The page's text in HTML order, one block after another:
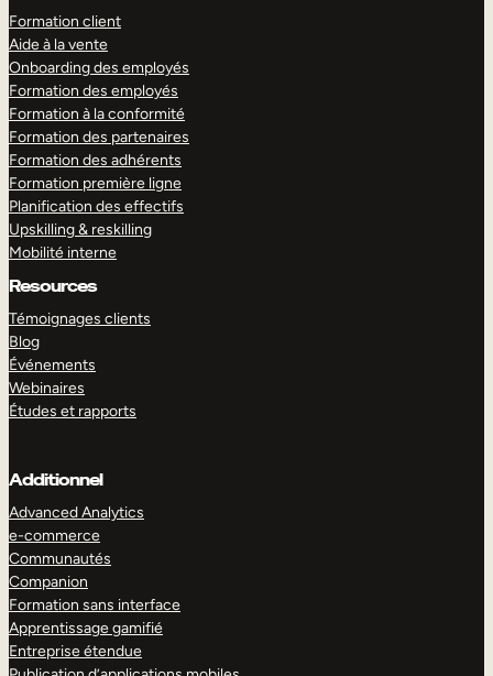
Formation client
Aide à la vente
Onboarding des employés
Formation des employés
Formation à la conformité
Formation des partenaires
Formation des adhérents
Formation première ligne
Planification des effectifs
Upskilling & reskilling
Mobilité interne
Resources
Témoignages clients
Blog
Événements
Webinaires
Études et rapports
Additionnel
Advanced Analytics
e-commerce
Communautés
Companion
Formation sans interface
Apprentissage gamifié
Entreprise étendue